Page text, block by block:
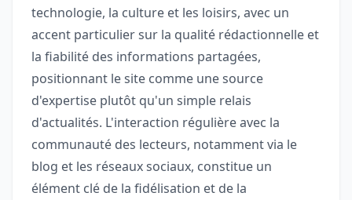
technologie, la culture et les loisirs, avec un
accent particulier sur la qualité rédactionnelle et
la fiabilité des informations partagées,
positionnant le site comme une source
d'expertise plutôt qu'un simple relais
d'actualités. L'interaction régulière avec la
communauté des lecteurs, notamment via le
blog et les réseaux sociaux, constitue un
élément clé de la fidélisation et de la